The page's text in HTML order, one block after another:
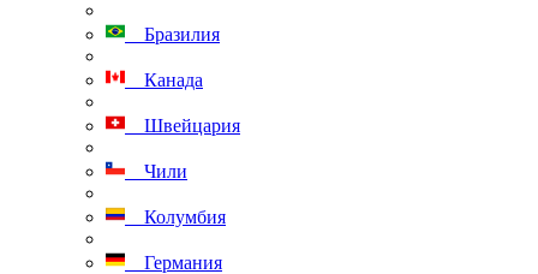
Бразилия
Канада
Швейцария
Чили
Колумбия
Германия